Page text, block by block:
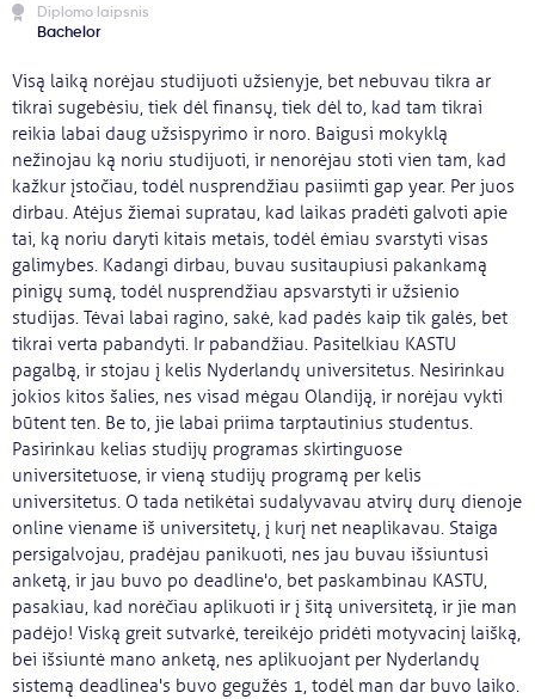
Diplomo laipsnis
Bachelor
Visą laiką norėjau studijuoti užsienyje, bet nebuvau tikra ar
tikrai sugebėsiu, tiek dėl finansų, tiek dėl to, kad tam tikrai
reikia labai daug užsispyrimo ir noro. Baigusi mokyklą
nežinojau ką noriu studijuoti, ir nenorėjau stoti vien tam, kad
kažkur įstočiau, todėl nusprendžiau pasiimti gap year. Per juos
dirbau. Atėjus žiemai supratau, kad laikas pradėti galvoti apie
tai, ką noriu daryti kitais metais, todėl ėmiau svarstyti visas
galimybes. Kadangi dirbau, buvau susitaupiusi pakankamą
pinigų sumą, todėl nusprendžiau apsvarstyti ir užsienio
studijas. Tėvai labai ragino, sakė, kad padės kaip tik galės, bet
tikrai verta pabandyti. Ir pabandžiau. Pasitelkiau KASTU
pagalbą, ir stojau į kelis Nyderlandų universitetus. Nesirinkau
jokios kitos šalies, nes visad mėgau Olandiją, ir norėjau vykti
būtent ten. Be to, jie labai priima tarptautinius studentus.
Pasirinkau kelias studijų programas skirtinguose
universitetuose, ir vieną studijų programą per kelis
universitetus. O tada netikėtai sudalyvavau atvirų durų dienoje
online viename iš universitetų, į kurį net neaplikavau. Staiga
persigalvojau, pradėjau panikuoti, nes jau buvau išsiuntusi
anketą, ir jau buvo po deadline'o, bet paskambinau KASTU,
pasakiau, kad norėčiau aplikuoti ir į šitą universitetą, ir jie man
padėjo! Viską greit sutvarkė, tereikėjo pridėti motyvacinį laišką,
bei išsiuntė mano anketą, nes aplikuojant per Nyderlandų
sistemą deadlinea's buvo gegužės 1, todėl man dar buvo laiko.